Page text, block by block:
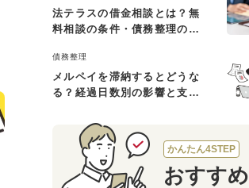
法テラスの借金相談とは？無
料相談の条件・債務整理の費
債務整理
メルペイを滞納するとどうな
る？経過日数別の影響と支払
かんたん4STEP
おすすめ